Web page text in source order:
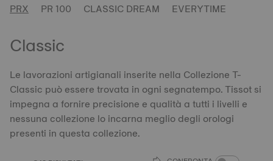
PRX PR 100 CLASSIC DREAM EVERYTIME
Classic
Le lavorazioni artigianali inserite nella Collezione T-
Classic può essere trovata in ogni segnatempo. Tissot si
impegna a fornire precisione e qualità a tutti i livelli e
nessuna collezione lo incarna meglio degli orologi
presenti in questa collezione.